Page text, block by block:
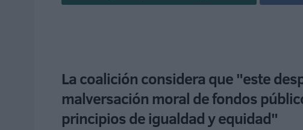
La coalición considera que "este
malversación moral de fondos
principios de igualdad y equidad"